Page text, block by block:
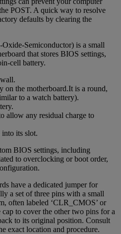
POST. A quick way to resolve
defaults by clearing the
Semiconductor) is a small
that stores BIOS settings,
cell battery.
on the motherboard.It is a round,
to a watch battery).
allow any residual charge to
into its slot.
BIOS settings, including
to overclocking or boot order,
have a dedicated jumper for
a set of three pins with a small
often labeled ‘CLR_CMOS’ or
to cover the other two pins for a
to its original position. Consult
exact location and procedure.